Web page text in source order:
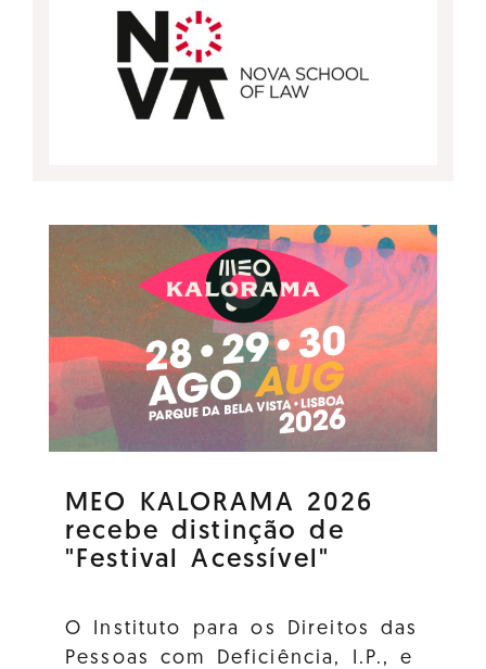
MEO KALORAMA 2026
recebe distinção de
"Festival Acessível"
O Instituto para os Direitos das
Pessoas com Deficiência, I.P., e